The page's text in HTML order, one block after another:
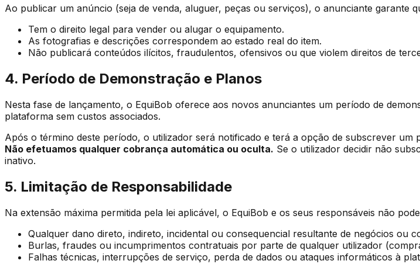
Ao publicar um anúncio (seja de venda, aluguer, peças ou serviços), o anunciante garante
Tem o direito legal para vender ou alugar o equipamento.
As fotografias e descrições correspondem ao estado real do item.
Não publicará conteúdos ilícitos, fraudulentos, ofensivos ou que violem direitos de
4. Período de Demonstração e Planos
Nesta fase de lançamento, o EquiBob oferece aos novos anunciantes um período de
plataforma sem custos associados.
Após o término deste período, o utilizador será notificado e terá a opção de subscrever
Não efetuamos qualquer cobrança automática ou oculta. Se o utilizador decidir não
inativo.
5. Limitação de Responsabilidade
Na extensão máxima permitida pela lei aplicável, o EquiBob e os seus responsáveis não
Qualquer dano direto, indireto, incidental ou consequencial resultante de negócios ou
Burlas, fraudes ou incumprimentos contratuais por parte de qualquer utilizador
Falhas técnicas, interrupções de serviço, perda de dados ou ataques informáticos à